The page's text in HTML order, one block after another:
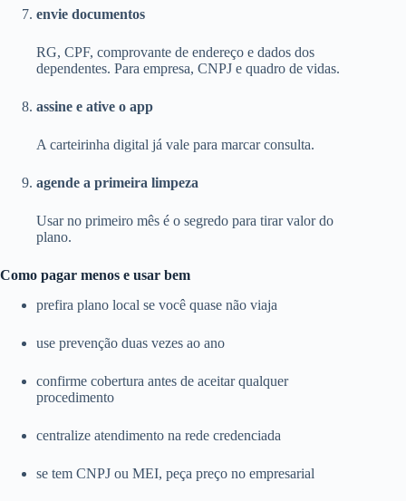
envie documentos
RG, CPF, comprovante de endereço e dados dos
dependentes. Para empresa, CNPJ e quadro de vidas.
assine e ative o app
A carteirinha digital já vale para marcar consulta.
agende a primeira limpeza
Usar no primeiro mês é o segredo para tirar valor do
plano.
Como pagar menos e usar bem
prefira plano local se você quase não viaja
use prevenção duas vezes ao ano
confirme cobertura antes de aceitar qualquer
procedimento
centralize atendimento na rede credenciada
se tem CNPJ ou MEI, peça preço no empresarial